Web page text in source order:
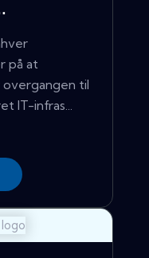
på at
til
IT-infras...